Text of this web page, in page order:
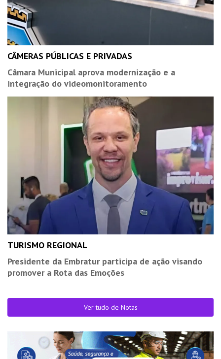
CÂMERAS PÚBLICAS E PRIVADAS
Câmara Municipal aprova modernização e a
integração do videomonitoramento
TURISMO REGIONAL
Presidente da Embratur participa de ação visando
promover a Rota das Emoções
Ver tudo de Notas